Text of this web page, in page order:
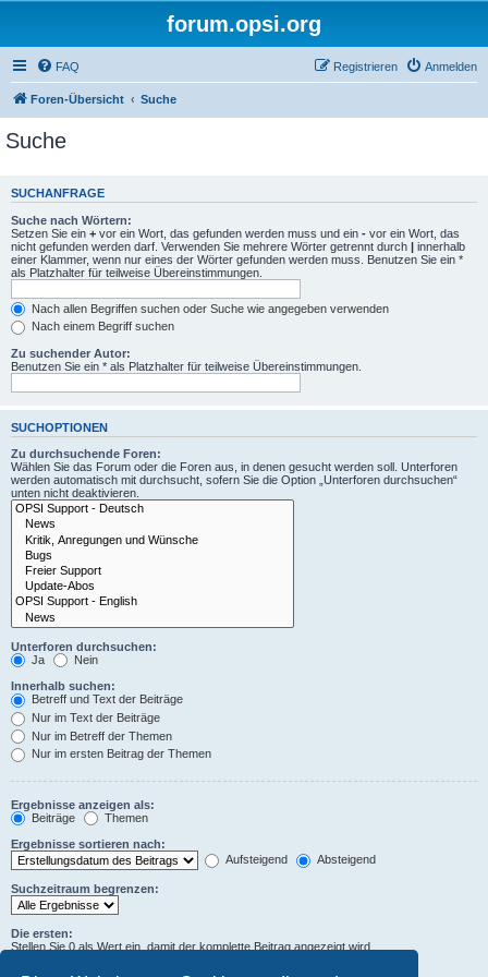
forum.opsi.org
FAQ Anmelden
Registrieren
Foren-Übersicht Suche
Suche
SUCHANFRAGE
Suche nach Wörtern:
Setzen Sie ein + vor ein Wort, das gefunden werden muss und ein - vor ein Wort, das
nicht gefunden werden darf. Verwenden Sie mehrere Wörter getrennt durch | innerhalb
einer Klammer, wenn nur eines der Wörter gefunden werden muss. Benutzen Sie ein *
als Platzhalter für teilweise Übereinstimmungen.
Nach allen Begriffen suchen oder Suche wie angegeben verwenden
Nach einem Begriff suchen
Zu suchender Autor:
Benutzen Sie ein * als Platzhalter für teilweise Übereinstimmungen.
SUCHOPTIONEN
Zu durchsuchende Foren:
Wählen Sie das Forum oder die Foren aus, in denen gesucht werden soll. Unterforen
werden automatisch mit durchsucht, sofern Sie die Option „Unterforen durchsuchen“
unten nicht deaktivieren.
Unterforen durchsuchen:
Ja
Nein
Innerhalb suchen:
Betreff und Text der Beiträge
Nur im Text der Beiträge
Nur im Betreff der Themen
Nur im ersten Beitrag der Themen
Ergebnisse anzeigen als:
Beiträge
Themen
Ergebnisse sortieren nach:
Aufsteigend
Absteigend
Suchzeitraum begrenzen:
Die ersten:
Stellen Sie 0 als Wert ein, damit der komplette Beitrag angezeigt wird.